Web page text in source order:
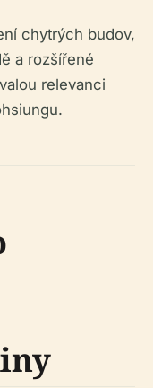
chytrých budov,
a rozšířené
relevanci